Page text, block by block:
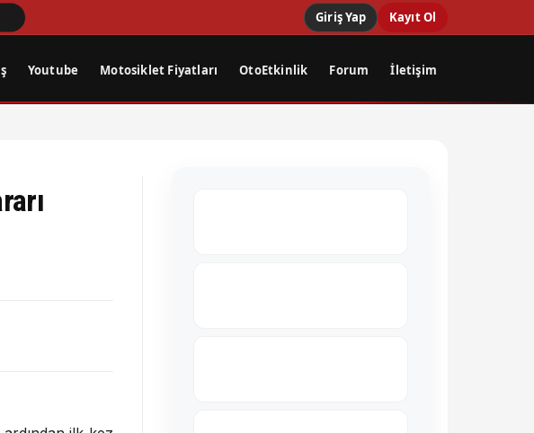
Giriş Yap Kayıt Ol
Youtube Motosiklet Fiyatları OtoEtkinlik Forum İletişim